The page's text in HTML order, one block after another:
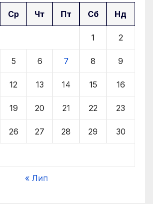
Ср Чт Пт Сб Нд
1 2
5 6 7 8 9
12 13 14 15 16
19 20 21 22 23
26 27 28 29 30
« Лип